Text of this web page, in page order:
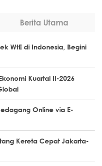
Berita Utama
WtE di Indonesia, Begini
Kuartal II-2026
Online via E-
Kereta Cepat Jakarta-